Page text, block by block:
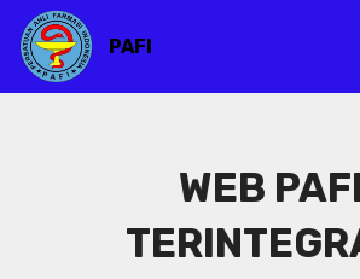
PAFI
WEB PAFI